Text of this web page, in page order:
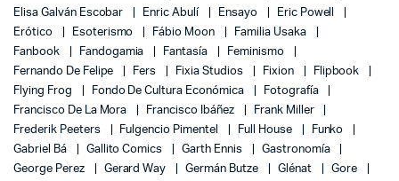
Elisa Galván Escobar
Enric Abulí Ensayo
Eric Powell
Erótico
Esoterismo Fábio Moon
Familia Usaka
Fanbook
Fandogamia Fantasía
Feminismo
Fernando De Felipe
Fers Fixia Studios Fixion
Flipbook
Flying Frog
Fondo De Cultura Económica
Fotografía
Francisco De La Mora
Francisco Ibáñez
Frank Miller
Frederik Peeters
Fulgencio Pimentel Full House
Funko
Gabriel Bá
Gallito Comics Garth Ennis
Gastronomía
George Perez
Gerard Way Germán Butze Glénat
Gore